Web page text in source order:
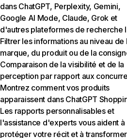
dans ChatGPT, Perplexity, Gemini,
Google AI Mode, Claude, Grok et
d'autres plateformes de recherche
Filtrer les informations au niveau de
marque, du produit ou de la
Comparaison de la visibilité et de la
perception par rapport aux
Montrez comment vos produits
apparaissent dans ChatGPT
Les rapports personnalisables et
l'assistance d'experts vous aident à
protéger votre récit et à